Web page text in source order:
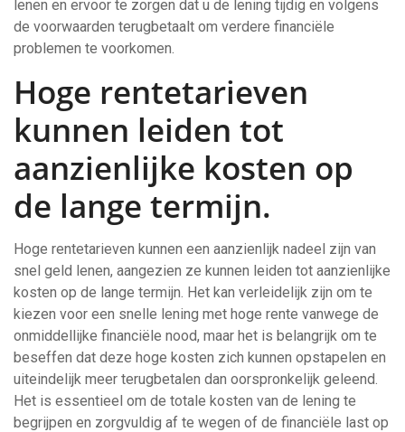
lenen en ervoor te zorgen dat u de lening tijdig en volgens
de voorwaarden terugbetaalt om verdere financiële
problemen te voorkomen.
Hoge rentetarieven
kunnen leiden tot
aanzienlijke kosten op
de lange termijn.
Hoge rentetarieven kunnen een aanzienlijk nadeel zijn van
snel geld lenen, aangezien ze kunnen leiden tot aanzienlijke
kosten op de lange termijn. Het kan verleidelijk zijn om te
kiezen voor een snelle lening met hoge rente vanwege de
onmiddellijke financiële nood, maar het is belangrijk om te
beseffen dat deze hoge kosten zich kunnen opstapelen en
uiteindelijk meer terugbetalen dan oorspronkelijk geleend.
Het is essentieel om de totale kosten van de lening te
begrijpen en zorgvuldig af te wegen of de financiële last op